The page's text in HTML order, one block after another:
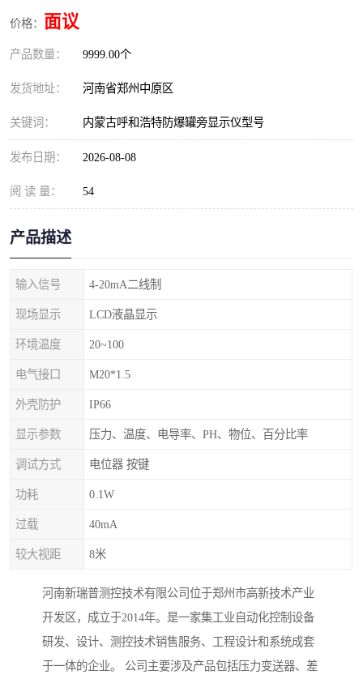
价格： 面议
产品数量： 9999.00个
发货地址： 河南省郑州中原区
关键词： 内蒙古呼和浩特防爆罐旁显示仪型号
发布日期： 2026-08-08
阅 读 量： 54
产品描述
输入信号 4-20mA二线制
现场显示 LCD液晶显示
环境温度 20~100
电气接口 M20*1.5
外壳防护 IP66
显示参数 压力、温度、电导率、PH、物位、百分比率
调试方式 电位器 按键
功耗 0.1W
过载 40mA
较大视距 8米
河南新瑞普测控技术有限公司位于郑州市高新技术产业
开发区，成立于2014年。是一家集工业自动化控制设备
研发、设计、测控技术销售服务、工程设计和系统成套
于一体的企业。 公司主要涉及产品包括压力变送器、差